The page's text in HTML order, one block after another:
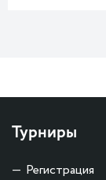
Турниры
Регистрация